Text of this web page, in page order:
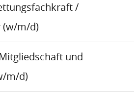
/
(w/m/d)
und
m/d)